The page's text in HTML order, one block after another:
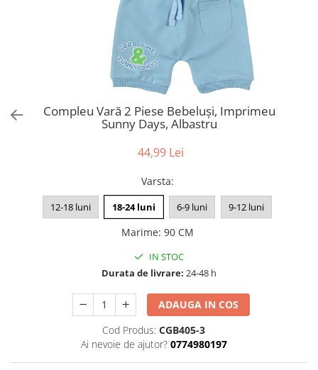
Compleu Vară 2 Piese Bebeluși, Imprimeu
Sunny Days, Albastru
44,99 Lei
Varsta:
12-18 luni 18-24 luni 6-9 luni 9-12 luni
Marime: 90 CM
IN STOC
Durata de livrare: 24-48 h
ADAUGA IN COS
Cod Produs: CGB405-3
Ai nevoie de ajutor? 0774980197